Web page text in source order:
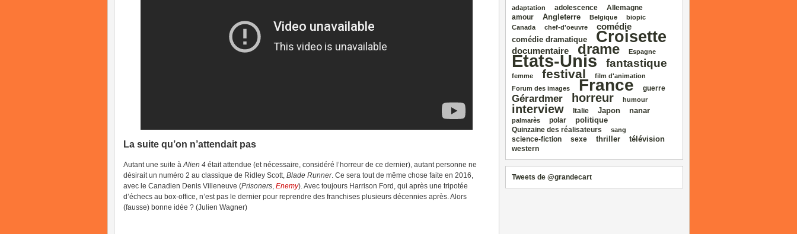
La suite qu’on n’attendait pas
Autant une suite àAlien 4 était attendue (et nécessaire, considéré l’horreur de ce dernier), autant personne ne
désirait un numéro 2 au classique de Ridley Scott, Blade Runner. Ce sera tout de même chose faite en 2016,
avec le Canadien Denis Villeneuve (Prisoners, Enemy). Avec toujours Harrison Ford, qui après une tripotée
d’échecs au box-office, n’est pas le dernier pour reprendre des franchises plusieurs décennies après. Alors
(fausse) bonne idée ? (Julien Wagner)
adaptation adolescence Allemagne
amour Angleterre Belgique
biopic
Canada
chef‑d'oeuvre comédie
comédie dramatique Croisette
documentaire drame Espagne
Etats‑Unis fantastique
femme festival
film d'animation
Forum des images
France guerre
Gérardmer horreur humour
interview Italie Japon nanar
palmarès polar politique
Quinzaine des réalisateurs sang
science‑fiction sexe thriller télévision
western
Tweets de @grandecart